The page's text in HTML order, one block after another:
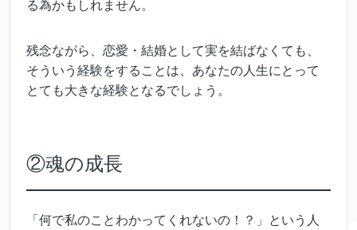
る為かもしれません。
残念ながら、恋愛・結婚として実を結ばなくても、
そういう経験をすることは、あなたの人生にとって
とても大きな経験となるでしょう。
②魂の成長
「何で私のことわかってくれないの！？」という人